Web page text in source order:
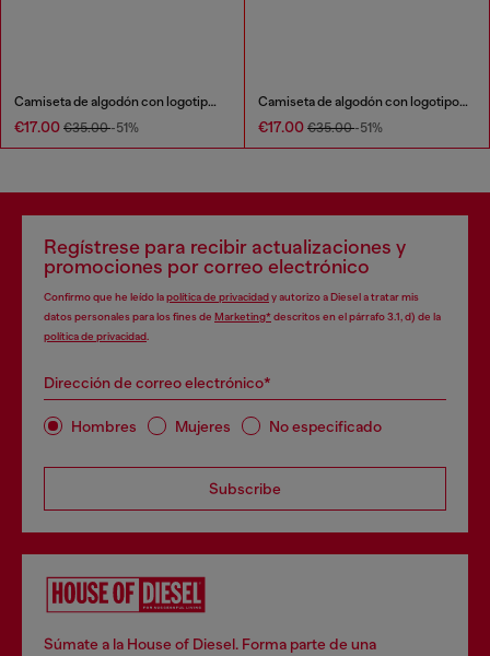
Camiseta de algodón con logotipo en sombra
€17.00 €35.00-51%
Camiseta de algodón con logotipo en sombra
€17.00 €35.00-51%
Regístrese para recibir actualizaciones y
promociones por correo electrónico
Confirmo que he leído lapolítica de privacidady autorizo a Diesel a tratar mis
datos personales para los fines de Marketing*descritos en el párrafo 3.1, d) de la
política de privacidad
Dirección de correo electrónico*
Hombres Mujeres No especificado
Subscribe
Súmate a la House of Diesel. Forma parte de una